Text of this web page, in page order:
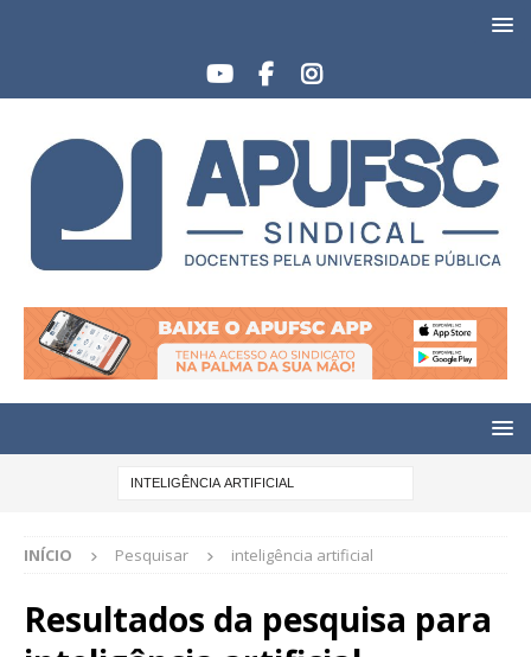
INÍCIO Pesquisar inteligência artificial
Resultados da pesquisa para